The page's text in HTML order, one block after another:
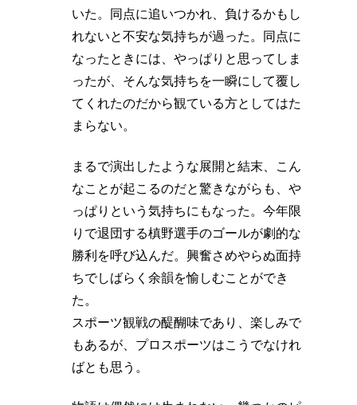
いた。同点に追いつかれ、負けるかもし
れないと不安な気持ちが過った。同点に
なったときには、やっぱりと思ってしま
ったが、そんな気持ちを一瞬にして覆し
てくれたのだから観ている方としてはた
まらない。
まるで演出したような展開と結末、こん
なことが起こるのだと驚きながらも、や
っぱりという気持ちにもなった。今年限
りで退団する槙野選手のゴールが劇的な
勝利を呼び込んだ。興奮さめやらぬ面持
ちでしばらく余韻を愉しむことができ
た。
スポーツ観戦の醍醐味であり、楽しみで
もあるが、プロスポーツはこうでなけれ
ばとも思う。